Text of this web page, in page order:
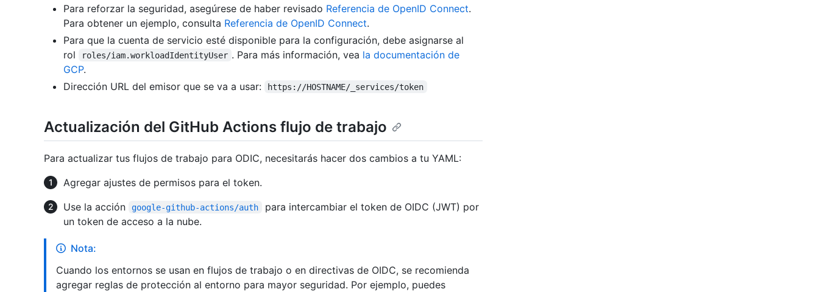
Para reforzar la seguridad, asegúrese de haber revisado Referencia de OpenID Connect.
Para obtener un ejemplo, consulta Referencia de OpenID Connect.
Para que la cuenta de servicio esté disponible para la configuración, debe asignarse al
rol
roles/iam.workloadIdentityUser . Para más información, vea la documentación de
GCP.
Dirección URL del emisor que se va a usar:
https://HOSTNAME/_services/token
Actualización del GitHub Actions flujo de trabajo
Para actualizar tus flujos de trabajo para ODIC, necesitarás hacer dos cambios a tu YAML:
Agregar ajustes de permisos para el token.
Use la acción
google-github-actions/auth
para intercambiar el token de OIDC (JWT) por
un token de acceso a la nube.
Nota:
Cuando los entornos se usan en flujos de trabajo o en directivas de OIDC, se recomienda
agregar reglas de protección al entorno para mayor seguridad. Por ejemplo, puedes